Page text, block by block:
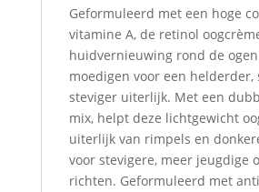
Geformuleerd met een hoge
vitamine A, de retinol
huidvernieuwing rond de
moedigen voor een helderder,
steviger uiterlijk. Met een
mix, helpt deze lichtgewicht
uiterlijk van rimpels en
voor stevigere, meer jeugdige
richten. Geformuleerd met